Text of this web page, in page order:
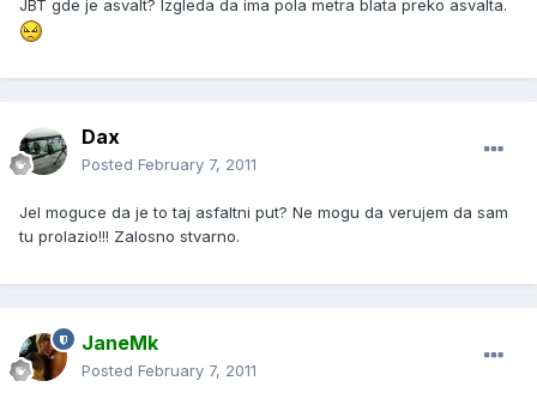
JBT gde je asvalt? Izgleda da ima pola metra blata preko asvalta.
Dax
Posted February 7, 2011
Jel moguce da je to taj asfaltni put? Ne mogu da verujem da sam
tu prolazio!!! Zalosno stvarno.
JaneMk
Posted February 7, 2011